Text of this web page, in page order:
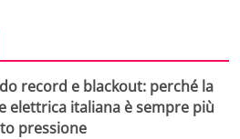
record e blackout: perché la
elettrica italiana è sempre più
pressione